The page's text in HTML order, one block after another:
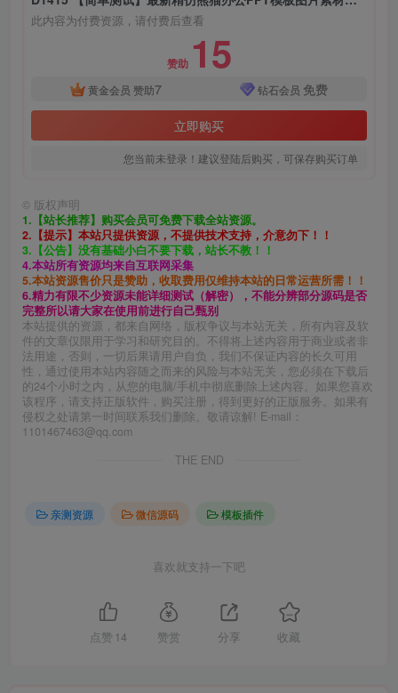
此内容为付费资源，请付费后查看
赞助 15
黄金会员 赞助7 钻石会员 免费
立即购买
您当前未登录！建议登陆后购买，可保存购买订单
© 版权声明
1.【站长推荐】购买会员可免费下载全站资源。
2.【提示】本站只提供资源，不提供技术支持，介意勿下！！
3.【公告】没有基础小白不要下载，站长不教！！
4.本站所有资源均来自互联网采集
5.本站资源售价只是赞助，收取费用仅维持本站的日常运营所需！！
6.精力有限不少资源未能详细测试（解密），不能分辨部分源码是否
完整所以请大家在使用前进行自己甄别
本站提供的资源，都来自网络，版权争议与本站无关，所有内容及软
件的文章仅限用于学习和研究目的。不得将上述内容用于商业或者非
法用途，否则，一切后果请用户自负，我们不保证内容的长久可用
性，通过使用本站内容随之而来的风险与本站无关，您必须在下载后
的24个小时之内，从您的电脑/手机中彻底删除上述内容。如果您喜欢
该程序，请支持正版软件，购买注册，得到更好的正版服务。如果有
侵权之处请第一时间联系我们删除。敬请谅解! E-mail：
1101467463@qq.com
THE END
亲测资源 微信源码 模板插件
喜欢就支持一下吧
点赞 14 赞赏 分享 收藏